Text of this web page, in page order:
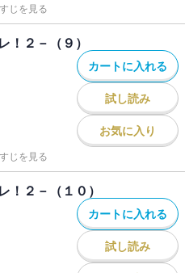
じを見る
２－（９）
カートに入れる
試し読み
お気に入り
じを見る
２－（１０）
カートに入れる
試し読み